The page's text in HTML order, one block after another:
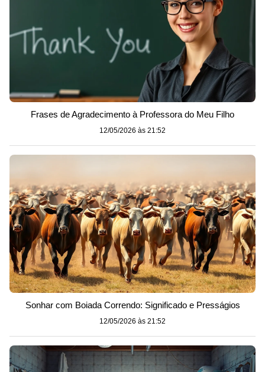
Frases de Agradecimento à Professora do Meu Filho
12/05/2026 às 21:52
Sonhar com Boiada Correndo: Significado e Presságios
12/05/2026 às 21:52